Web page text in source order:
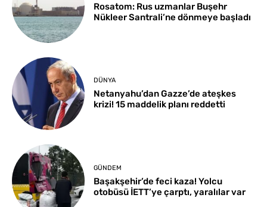
Rosatom: Rus uzmanlar Buşehr
Nükleer Santrali’ne dönmeye başladı
DÜNYA
Netanyahu’dan Gazze’de ateşkes
krizi! 15 maddelik planı reddetti
GÜNDEM
Başakşehir’de feci kaza! Yolcu
otobüsü İETT’ye çarptı, yaralılar var